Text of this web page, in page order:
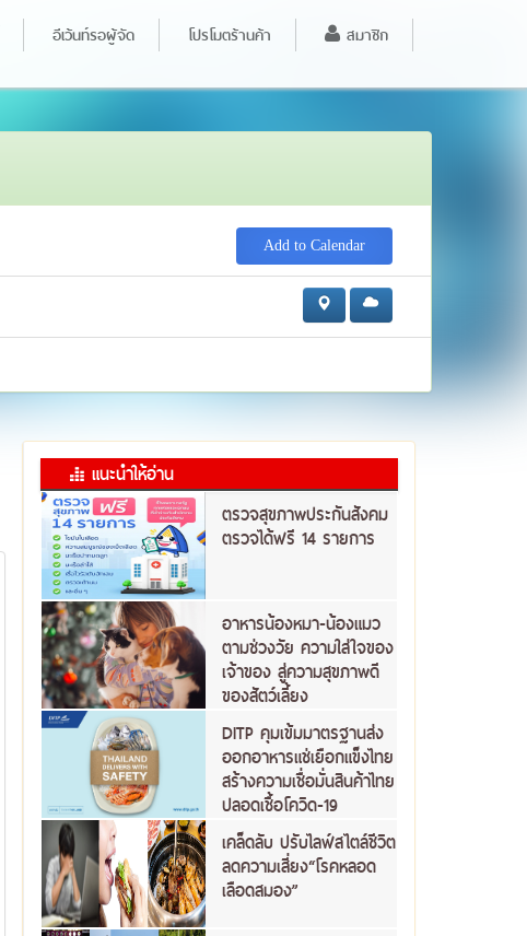
อีเว้นท์รอผู้จัด โปรโมตร้านค้า สมาชิก
Add to Calendar
แนะนำให้อ่าน
ตรวจสุขภาพประกันสังคม
ตรวจได้ฟรี 14 รายการ
อาหารน้องหมา-น้องแมว
ตามช่วงวัย ความใส่ใจของ
เจ้าของ สู่ความสุขภาพดี
ของสัตว์เลี้ยง
DITP คุมเข้มมาตรฐานส่ง
ออกอาหารแช่เยือกแข็งไทย
สร้างความเชื่อมั่นสินค้าไทย
ปลอดเชื้อโควิด-19
เคล็ดลับ ปรับไลฟ์สไตล์ชีวิต
ลดความเสี่ยง“โรคหลอด
เลือดสมอง”